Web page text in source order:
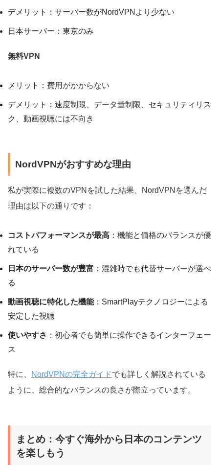
デメリット：サーバー数がNordVPNより少ない
日本サーバー：東京のみ
無料VPN
メリット：費用がかからない
デメリット：速度制限、データ量制限、セキュリティリス
ク、動画視聴には不向き
NordVPNがおすすめな理由
私が実際に複数のVPNを試した結果、NordVPNを選んだ
理由は以下の通りです：
コストパフォーマンスが最高 ：機能と価格のバランスが優
れている
日本のサーバー数が豊富 ：混雑時でも代替サーバーが選べ
る
動画視聴に特化した機能：SmartPlayテクノロジーによる
安定した視聴
使いやすさ ：初心者でも簡単に操作できるインターフェー
ス
特に、 NordVPNの完全ガイドでも詳しく解説されている
ように、総合的なバランスの良さが際立っています。
まとめ：今すぐ海外から日本のコンテンツ
を楽しもう